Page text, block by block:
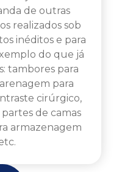
de outras
realizados sob
inéditos e para
do que já
tambores para
para
cirúrgico,
de camas
armazenagem